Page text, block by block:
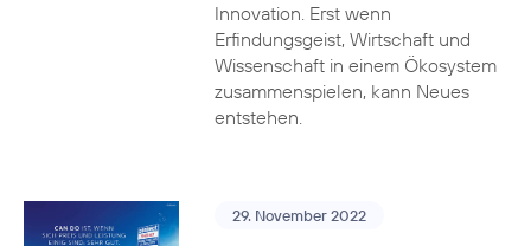
Innovation. Erst wenn
Erfindungsgeist, Wirtschaft und
Wissenschaft in einem Ökosystem
zusammenspielen, kann Neues
entstehen.
29. November 2022